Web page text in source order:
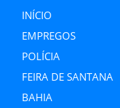
INÍCIO
EMPREGOS
POLÍCIA
FEIRA DE SANTANA
BAHIA